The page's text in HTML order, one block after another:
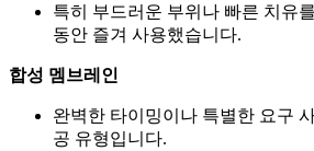
특히 부드러운 부위나 빠른 치유
동안 즐겨 사용했습니다.
합성 멤브레인
완벽한 타이밍이나 특별한 요구
공 유형입니다.